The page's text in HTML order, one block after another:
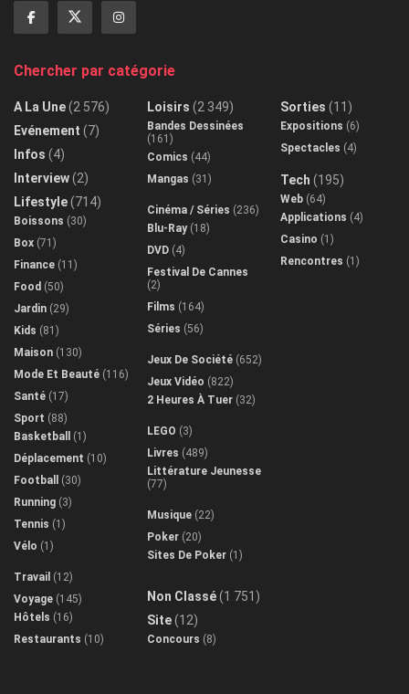
Chercher par catégorie
A La Une(2 576)
Evénement (7)
Infos (4)
Interview(2)
Lifestyle(714)
Boissons (30)
Box (71)
Finance (11)
Food (50)
Jardin (29)
Kids (81)
Maison (130)
Mode Et Beauté (116)
Santé (17)
Sport (88)
Basketball
(1)
Déplacement (10)
Football
(30)
Running (3)
Tennis (1)
Vélo (1)
Travail (12)
Voyage (145)
Hôtels (16)
Restaurants (10)
Loisirs (2 349)
Bandes Dessinées
(161)
Comics (44)
Mangas (31)
Cinéma / Séries (236)
Blu-Ray(18)
DVD (4)
Festival De Cannes
(2)
Films (164)
Séries (56)
Jeux De Société (652)
Jeux Vidéo (822)
2 Heures À Tuer (32)
LEGO (3)
Livres (489)
Littérature Jeunesse
(77)
Musique (22)
Poker (20)
Sites De Poker (1)
Non Classé(1 751)
Site(12)
Concours (8)
Sorties (11)
Expositions (6)
Spectacles (4)
Tech (195)
Web (64)
Applications (4)
Casino (1)
Rencontres (1)